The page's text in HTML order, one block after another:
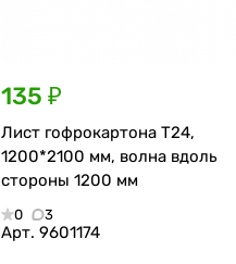
135 ₽
Лист гофрокартона Т24,
1200*2100 мм, волна вдоль
стороны 1200 мм
0 3
Арт. 9601174